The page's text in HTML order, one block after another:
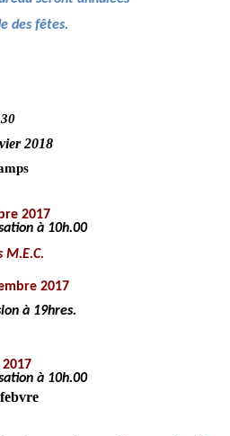
des fêtes.
2018
2017
à 10h.00
M.E.C.
2017
à 19hres.
à 10h.00